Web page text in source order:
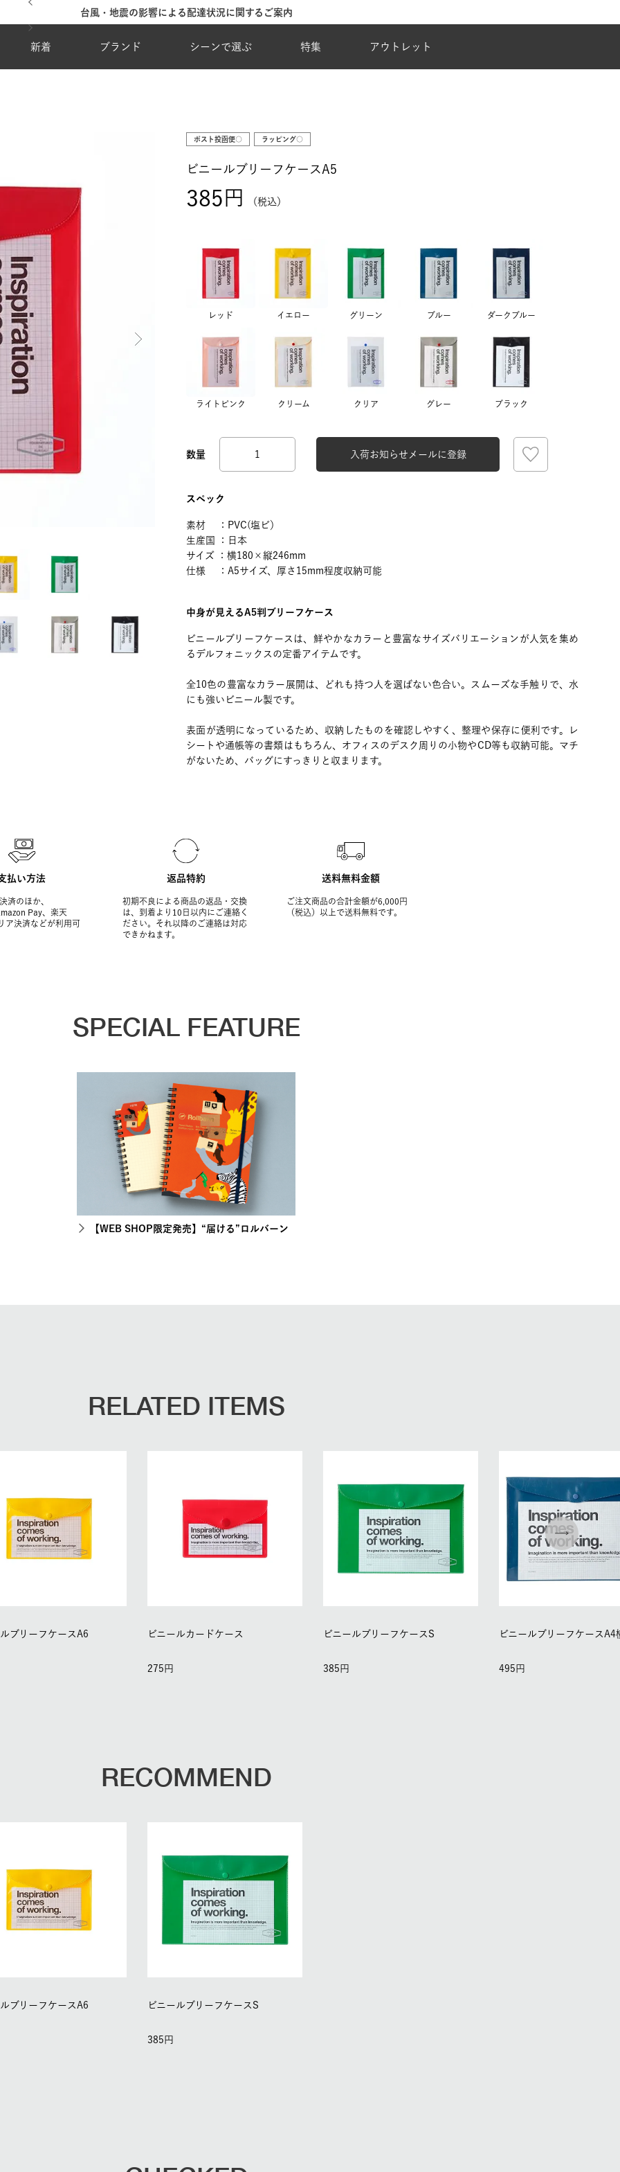
夏季休業のご案内
新着 ブランド シーンで選ぶ 特集 アウトレット
ポスト投函便○ ラッピング○
ビニールブリーフケースA5
385 税込
レッド イエロー グリーン ブルー ダークブルー
ライトピンク クリーム クリア グレー ブラック
入荷お知らせメールに登録
スペック
素材 ：PVC(塩ビ）
生産国 ：日本
サイズ ：横180×縦246mm
仕様 ：A5サイズ、厚さ15mm程度収納可能
中身が見えるA5判ブリーフケース
ビニールブリーフケースは、鮮やかなカラーと豊富なサイズバリエーションが人気を集め
るデルフォニックスの定番アイテムです。
全10色の豊富なカラー展開は、どれも持つ人を選ばない色合い。スムーズな手触りで、水
にも強いビニール製です。
表面が透明になっているため、収納したものを確認しやすく、整理や保存に便利です。レ
シートや通帳等の書類はもちろん、オフィスのデスク周りの小物やCD等も収納可能。マチ
がないため、バッグにすっきりと収まります。
払い方法
済のほか、
Pay、楽天
ア決済などが利用可
返品特約
初期不良による商品の返品・交換
は、到着より10日以内にご連絡く
ださい。それ以降のご連絡は対応
できかねます。
送料無料金額
ご注文商品の合計金額が6,000円
（税込）以上で送料無料です。
SPECIAL FEATURE
【WEB SHOP限定発売】“届ける”ロルバーン
RELATED ITEMS
ブリーフケースA6 ビニールカードケース
275
ビニールブリーフケースS
385
ビニールブリーフケースA4
495
RECOMMEND
ブリーフケースA6 ビニールブリーフケースS
385